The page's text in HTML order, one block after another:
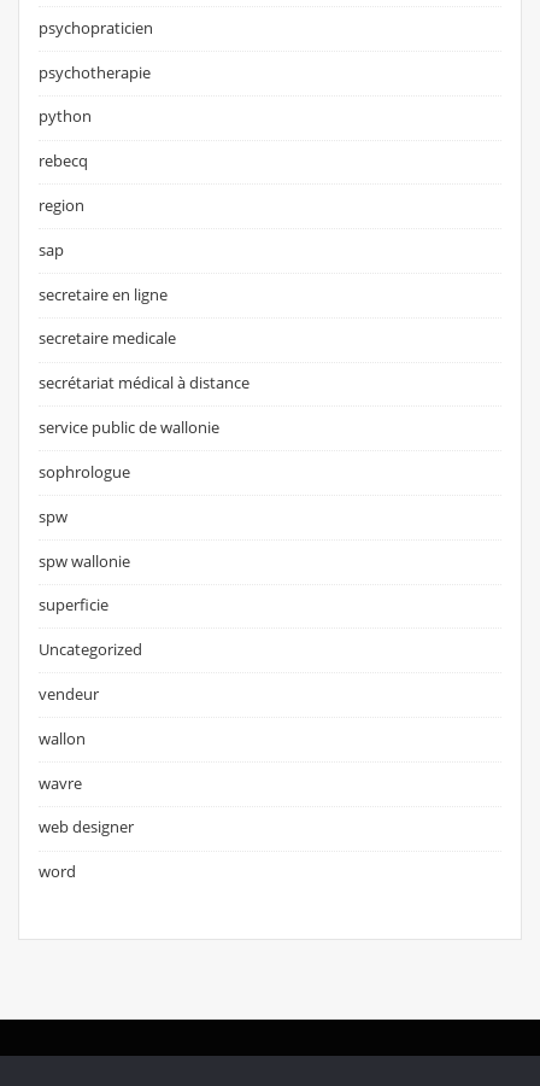
psychopraticien
psychotherapie
python
rebecq
region
sap
secretaire en ligne
secretaire medicale
secrétariat médical à distance
service public de wallonie
sophrologue
spw
spw wallonie
superficie
Uncategorized
vendeur
wallon
wavre
web designer
word